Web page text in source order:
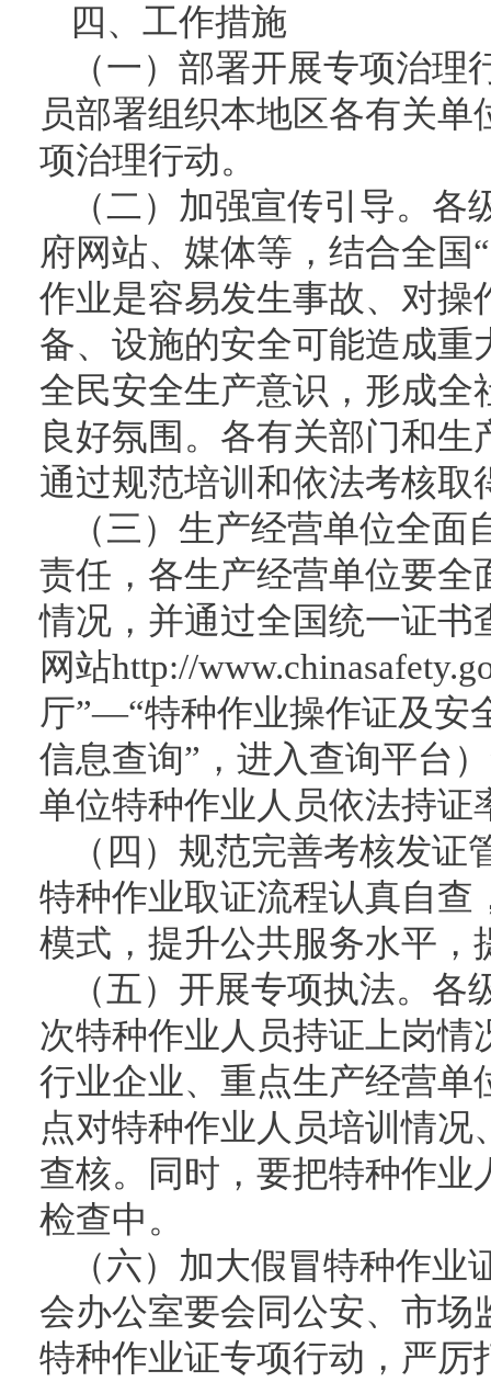
四、工作措施
（一）部署开展专项治
员部署组织本地区各有关
项治理行动。
（二）加强宣传引导。
府网站、媒体等，结合全国
作业是容易发生事故、对
备、设施的安全可能造成重
全民安全生产意识，形成
良好氛围。各有关部门和
通过规范培训和依法考核取
（三）生产经营单位全
责任，各生产经营单位要
情况，并通过全国统一证
网站http://
厅”—“特种作业操作证及安
信息查询”，进入查询平台
单位特种作业人员依法持证
（四）规范完善考核发
特种作业取证流程认真自
模式，提升公共服务水平，
（五）开展专项执法。
次特种作业人员持证上岗
行业企业、重点生产经营
点对特种作业人员培训情
查核。同时，要把特种作
检查中。
（六）加大假冒特种作
会办公室要会同公安、市
特种作业证专项行动，严